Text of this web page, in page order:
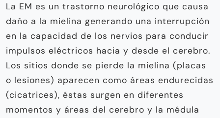
La EM es un trastorno neurológico que causa
daño a la mielina generando una interrupción
en la capacidad de los nervios para conducir
impulsos eléctricos hacia y desde el cerebro.
Los sitios donde se pierde la mielina (placas
o lesiones) aparecen como áreas endurecidas
(cicatrices), éstas surgen en diferentes
momentos y áreas del cerebro y la médula